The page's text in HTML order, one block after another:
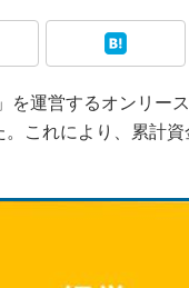
運営するオンリー
これにより、累計